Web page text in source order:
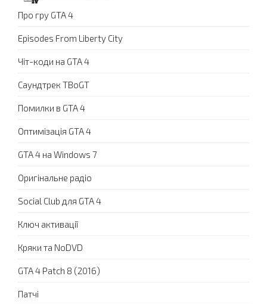
Про гру GTA 4
Episodes From Liberty City
Чіт-коди на GTA 4
Саундтрек TBoGT
Помилки в GTA 4
Оптимізація GTA 4
GTA 4 на Windows 7
Оригінальне радіо
Social Club для GTA 4
Ключ активації
Кряки та NoDVD
GTA 4 Patch 8 (2016)
Патчі